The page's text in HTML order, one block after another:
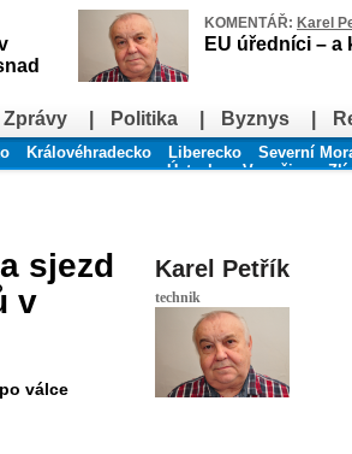
KOMENTÁŘ: Karel
EU úředníci – a
Zprávy Politika Byznys
Královéhradecko Liberecko Severní
Ústecko
Vysočina
Karel Petřík
technik
sjezd
v
válce